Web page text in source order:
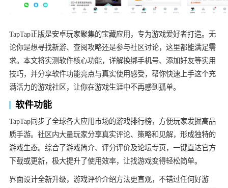
TapTap正版是安卓玩家聚集的宝藏应用，专为游戏爱好者打造。无
论你是想寻找新游、查阅攻略还是参与社区讨论，这里都能满足需
求。本文将实测软件核心功能，详解换绑手机号、添加好友等实用
技巧，并分享软件功能亮点与真实使用感受，帮你快速上手这个充
满活力的游戏社区，让你在游戏生涯中不再感到孤单。
软件功能
TapTap同步了全球各大应用市场的游戏排行榜，方便玩家发掘高品
质手游。社区内大量玩家分享真实评论、策略和见解，形成独特的
游戏生态。综合了游戏简介、评分评价及论坛专页，一键直达官方
下载或更新，极大提升了使用效率，让找游戏变得轻松简单。
界面设计全新升级，游戏评价介绍方法更直观，不错过任何好游